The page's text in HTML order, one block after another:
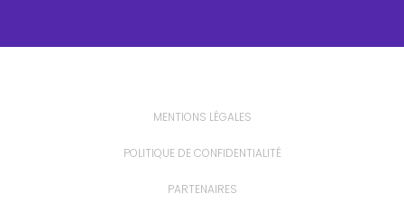
MENTIONS LÉGALES
POLITIQUE DE CONFIDENTIALITÉ
PARTENAIRES